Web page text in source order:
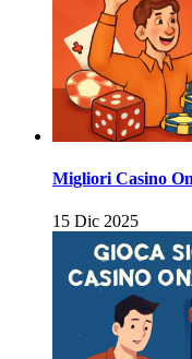
Migliori Casino
15 Dic 2025